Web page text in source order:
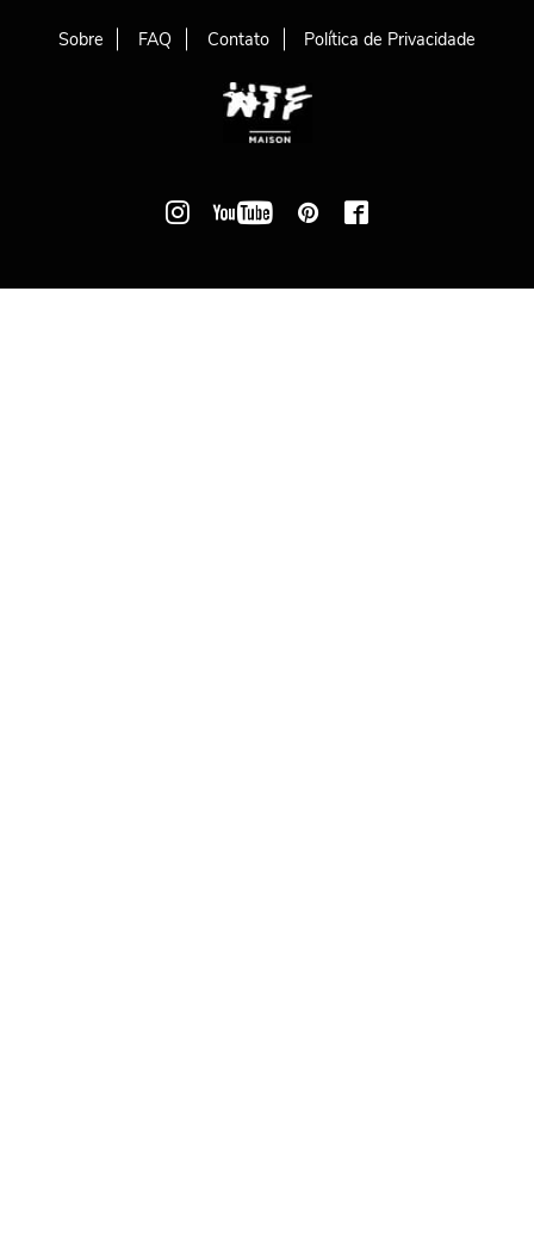
Sobre FAQ Contato Política de Privacidade